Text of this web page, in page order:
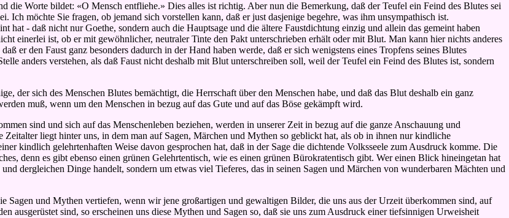
die Worte bildet: «O Mensch entfliehe.» Dies alles ist richtig. Aber nun die Bemerkung, daß der Teufel ein Feind des Blutes sei
möchte Sie fragen, ob jemand sich vorstellen kann, daß er just dasjenige begehre, was ihm unsympathisch ist.
hat - daß nicht nur Goethe, sondern auch die Hauptsage und die ältere Faustdichtung einzig und allein das gemeint haben
einerlei ist, ob er mit gewöhnlicher, neutraler Tinte den Pakt unterschrieben erhält oder mit Blut. Man kann hier nichts anderes
er den Faust ganz besonders dadurch in der Hand haben werde, daß er sich wenigstens eines Tropfens seines Blutes
anders verstehen, als daß Faust nicht deshalb mit Blut unterschreiben soll, weil der Teufel ein Feind des Blutes ist, sondern
der sich des Menschen Blutes bemächtigt, die Herrschaft über den Menschen habe, und daß das Blut deshalb ein ganz
muß, wenn um den Menschen in bezug auf das Gute und auf das Böse gekämpft wird.
sind und sich auf das Menschenleben beziehen, werden in unserer Zeit in bezug auf die ganze Anschauung und
liegt hinter uns, in dem man auf Sagen, Märchen und Mythen so geblickt hat, als ob in ihnen nur kindliche
kindlich gelehrtenhaften Weise davon gesprochen hat, daß in der Sage die dichtende Volksseele zum Ausdruck komme. Die
denn es gibt ebenso einen grünen Gelehrtentisch, wie es einen grünen Bürokratentisch gibt. Wer einen Blick hineingetan hat
dergleichen Dinge handelt, sondern um etwas viel Tieferes, das in seinen Sagen und Märchen von wunderbaren Mächten und
Sagen und Mythen vertiefen, wenn wir jene großartigen und gewaltigen Bilder, die uns aus der Urzeit überkommen sind, auf
ausgerüstet sind, so erscheinen uns diese Mythen und Sagen so, daß sie uns zum Ausdruck einer tiefsinnigen Urweisheit